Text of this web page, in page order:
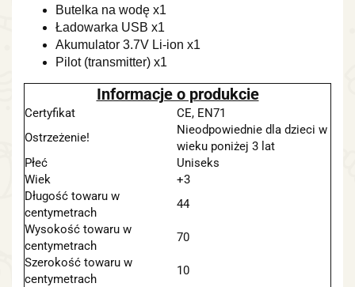
Butelka na wodę x1
Ładowarka USB x1
Akumulator 3.7V Li-ion x1
Pilot (transmitter) x1
Informacje o produkcie
Certyfikat
CE, EN71
Ostrzeżenie!
Nieodpowiednie dla dzieci w
wieku poniżej 3 lat
Płeć
Uniseks
Wiek
+3
Długość towaru w
centymetrach
44
Wysokość towaru w
centymetrach
70
Szerokość towaru w
centymetrach
10